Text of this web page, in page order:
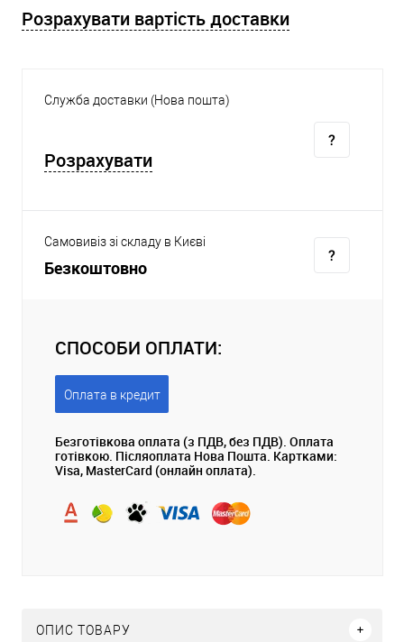
Розрахувати вартість доставки
Служба доставки (Нова пошта)
Розрахувати
Самовивіз зі складу в Києві
Безкоштовно
СПОСОБИ ОПЛАТИ:
Оплата в кредит
Безготівкова оплата (з ПДВ, без ПДВ). Оплата
готівкою. Післяоплата Нова Пошта. Картками:
Visa, MasterCard (онлайн оплата).
ОПИС ТОВАРУ